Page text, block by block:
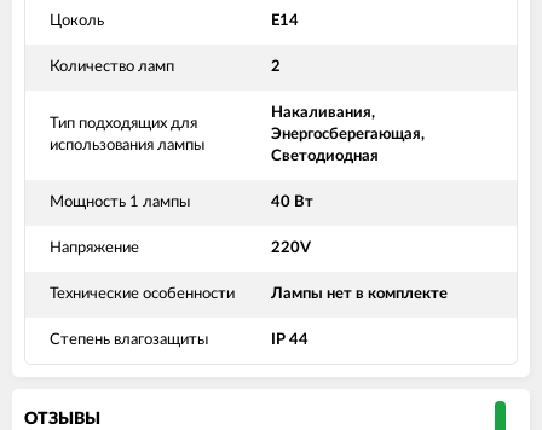
Цоколь Е14
Количество ламп 2
Тип подходящих для
использования лампы
Накаливания,
Энергосберегающая,
Светодиодная
Мощность 1 лампы 40 Вт
Напряжение 220V
Технические особенности Лампы нет в комплекте
Степень влагозащиты IP 44
ОТЗЫВЫ